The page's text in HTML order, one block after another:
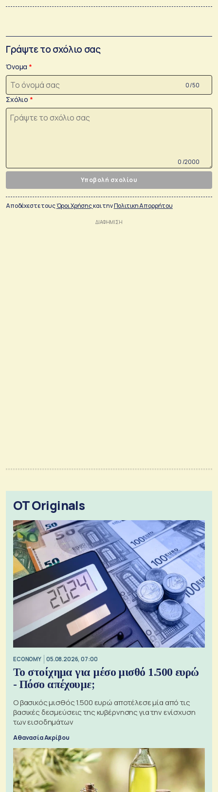
Γράψτε το σχόλιο σας
Όνομα
0 /50
Σχόλιο
0 /2000
Υποβολή σχολίου
Αποδέχεστε τουςΌροι Χρήσηςκαι τηνΠολιτικη Απορρήτου
OT Originals
ECONOMY 05.08.2026, 07:00
Το στοίχημα για μέσο μισθό 1.500 ευρώ
- Πόσο απέχουμε;
Ο βασικός μισθός 1.500 ευρώ αποτέλεσε μία από τις
βασικές δεσμεύσεις της κυβέρνησης για την ενίσχυση
των εισοδημάτων
Αθανασία Ακρίβου